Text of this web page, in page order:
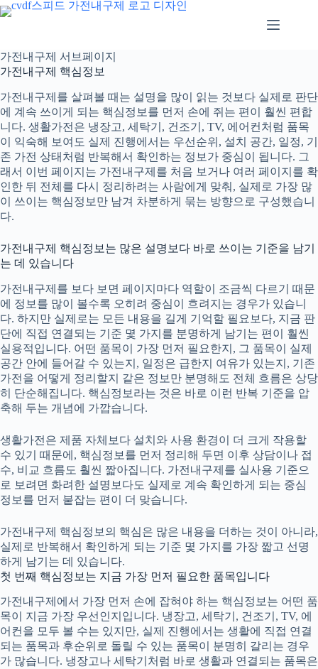
본
문
로
건
너
뛰
기
가전내구제 서브페이지
가전내구제 핵심정보
가전내구제 를 살펴볼 때는 설명을 많이 읽는 것보다 실제로 판단
에 계속 쓰이게 되는 핵심정보를 먼저 손에 쥐는 편이 훨씬 편합
니다. 생활가전은 냉장고, 세탁기, 건조기, TV, 에어컨처럼 품목
이 익숙해 보여도 실제 진행에서는 우선순위, 설치 공간, 일정, 기
존 가전 상태처럼 반복해서 확인하는 정보가 중심이 됩니다. 그
래서 이번 페이지는 가전내구제를 처음 보거나 여러 페이지를 확
인한 뒤 전체를 다시 정리하려는 사람에게 맞춰, 실제로 가장 많
이 쓰이는 핵심정보만 남겨 차분하게 묶는 방향으로 구성했습니
다.
가전내구제 핵심정보는 많은 설명보다 바로 쓰이는 기준을 남기
는 데 있습니다
가전내구제 를 보다 보면 페이지마다 역할이 조금씩 다르기 때문
에 정보를 많이 볼수록 오히려 중심이 흐려지는 경우가 있습니
다. 하지만 실제로는 모든 내용을 길게 기억할 필요보다, 지금 판
단에 직접 연결되는 기준 몇 가지를 분명하게 남기는 편이 훨씬
실용적입니다. 어떤 품목이 가장 먼저 필요한지, 그 품목이 실제
공간 안에 들어갈 수 있는지, 일정은 급한지 여유가 있는지, 기존
가전을 어떻게 정리할지 같은 정보만 분명해도 전체 흐름은 상당
히 단순해집니다. 핵심정보라는 것은 바로 이런 반복 기준을 압
축해 두는 개념에 가깝습니다.
생활가전은 제품 자체보다 설치와 사용 환경이 더 크게 작용할
수 있기 때문에, 핵심정보를 먼저 정리해 두면 이후 상담이나 접
수, 비교 흐름도 훨씬 짧아집니다. 가전내구제를 실사용 기준으
로 보려면 화려한 설명보다도 실제로 계속 확인하게 되는 중심
정보를 먼저 붙잡는 편이 더 맞습니다.
가전내구제 핵심정보의 핵심은 많은 내용을 더하는 것이 아니라,
실제로 반복해서 확인하게 되는 기준 몇 가지를 가장 짧고 선명
하게 남기는 데 있습니다.
첫 번째 핵심정보는 지금 가장 먼저 필요한 품목입니다
가전내구제 에서 가장 먼저 손에 잡혀야 하는 핵심정보는 어떤 품
목이 지금 가장 우선인지입니다. 냉장고, 세탁기, 건조기, TV, 에
어컨을 모두 볼 수는 있지만, 실제 진행에서는 생활에 직접 연결
되는 품목과 후순위로 돌릴 수 있는 품목이 분명히 갈리는 경우
가 많습니다. 냉장고나 세탁기처럼 바로 생활과 연결되는 품목은